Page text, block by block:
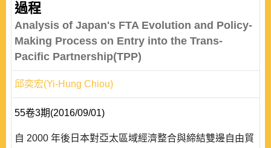
過程
Analysis of Japan's FTA Evolution and Policy-
Making Process on Entry into the Trans-
Pacific Partnership(TPP)
邱奕宏(Yi-Hung Chiou)
55卷3期(2016/09/01)
自 2000 年後日本對亞太區域經濟整合與締結雙邊自由貿